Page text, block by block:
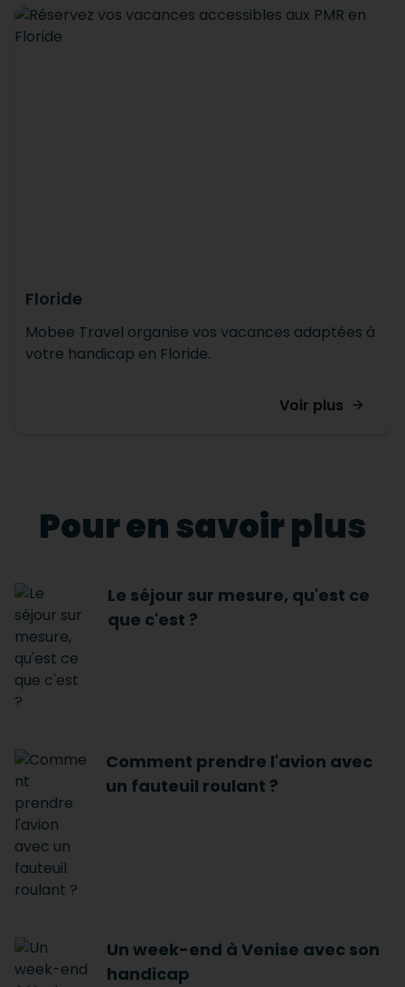
Floride
Mobee Travel organise vos vacances adaptées à
votre handicap en Floride.
Voir plus
Pour en savoir plus
Le séjour sur mesure, qu'est ce
que c'est ?
Comment prendre l'avion avec
un fauteuil roulant ?
Un week-end à Venise avec son
handicap